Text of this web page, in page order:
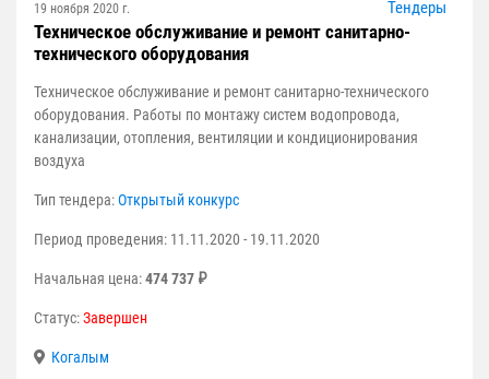
19 ноября 2020 г. Тендеры
Техническое обслуживание и ремонт санитарно-
технического оборудования
Техническое обслуживание и ремонт санитарно-технического
оборудования. Работы по монтажу систем водопровода,
канализации, отопления, вентиляции и кондиционирования
воздуха
Тип тендера:Открытый конкурс
Период проведения: 11.11.2020 - 19.11.2020
Начальная цена:474 737 ₽
Статус:Завершен
Когалым